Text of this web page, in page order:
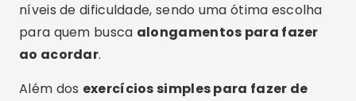
níveis de dificuldade, sendo uma ótima escolha
para quem busca alongamentos para fazer
ao acordar.
Além dos exercícios simples para fazer de